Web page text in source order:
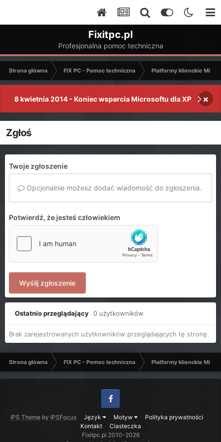
Fixitpc.pl
Profesjonalna pomoc techniczna
Strona główna FIX PC - Pomoc techniczna Platformy klienckie
8 kwietnia 2014 - Koniec wsparcia Microsoftu dla XP ×
Zgłoś
Twoje zgłoszenie
Opcjonalnie możesz dodać wiadomość do zgłoszenia.
Potwierdź, że jesteś człowiekiem
Wyślij zgłoszenie
Ostatnio przeglądający 0 użytkowników
Brak zarejestrowanych użytkowników przeglądających tę stronę.
Strona główna FIX PC - Pomoc techniczna Platformy klienckie
IPS Theme by IPSFocus Język Motyw
Polityka prywatności
Kontakt
Ciasteczka
Facebook
Fixitpc.pl 2010-2026